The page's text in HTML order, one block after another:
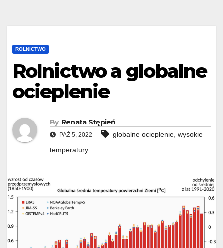
ROLNICTWO
Rolnictwo a globalne
ocieplenie
By Renata Stępień
PAŹ 5, 2022 globalne ocieplenie, wysokie
temperatury